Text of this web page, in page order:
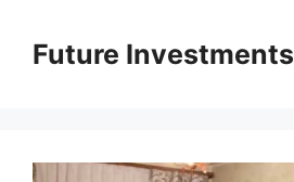
вмістуFuture Investments